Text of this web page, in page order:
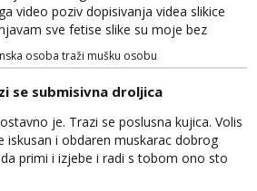
video poziv dopisivanja videa slikice
sve fetise slike su moje bez
iznenađenja javiti se na wap:
osoba traži mušku osobu
se submisivna droljica
je. Trazi se poslusna kujica. Volis
iskusan i obdaren muskarac dobrog
primi i izjebe i radi s tobom ono sto
raditi. Cura si van okvira,kinky i